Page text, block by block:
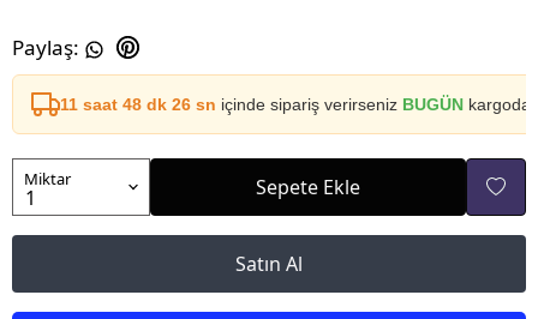
Paylaş:
11 saat 48 dk 26 sn içinde sipariş verirseniz BUGÜN kargoda
Miktar Sepete Ekle
Satın Al